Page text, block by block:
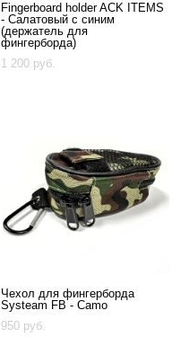
Fingerboard holder ACK ITEMS
- Cалатовый с синим
(держатель для
фингерборда)
1 200 pуб.
Чехол для фингерборда
Systeam FB - Camo
950 pуб.